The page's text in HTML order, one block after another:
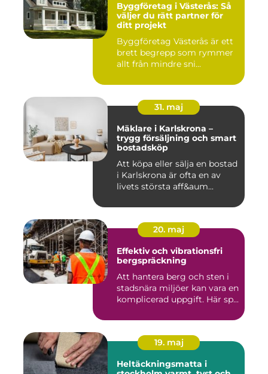
Byggföretag i Västerås: Så
väljer du rätt partner för
ditt projekt
Byggföretag Västerås är ett
brett begrepp som rymmer
allt från mindre sni...
31. maj
Mäklare i Karlskrona –
trygg försäljning och smart
bostadsköp
Att köpa eller sälja en bostad
i Karlskrona är ofta en av
livets största aff&aum...
20. maj
Effektiv och vibrationsfri
bergspräckning
Att hantera berg och sten i
stadsnära miljöer kan vara en
komplicerad uppgift. Här sp...
19. maj
Heltäckningsmatta i